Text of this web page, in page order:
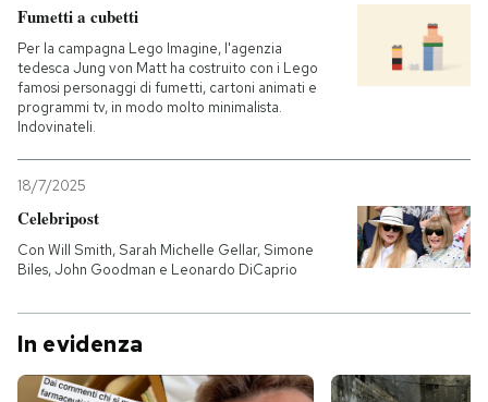
Fumetti a cubetti
Per la campagna Lego Imagine, l'agenzia
tedesca Jung von Matt ha costruito con i Lego
famosi personaggi di fumetti, cartoni animati e
programmi tv, in modo molto minimalista.
Indovinateli.
18/7/2025
Celebripost
Con Will Smith, Sarah Michelle Gellar, Simone
Biles, John Goodman e Leonardo DiCaprio
In evidenza